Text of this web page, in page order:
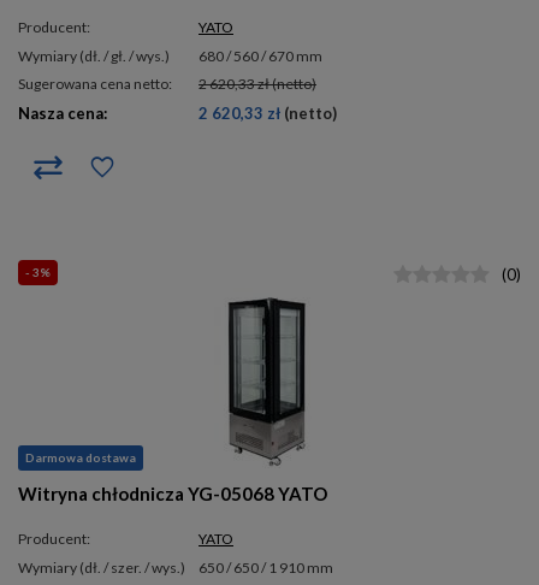
Producent:
YATO
wymiary (dł. / gł. / wys.)
680 / 560 / 670 mm
Sugerowana cena netto:
2 620,33 zł(netto)
Nasza cena: 2 620,33 zł (netto)
- 3%
Darmowa dostawa
Witryna chłodnicza YG-05068 YATO
Producent:
YATO
wymiary (dł. / szer. / wys.)
650 / 650 / 1 910 mm
(0)